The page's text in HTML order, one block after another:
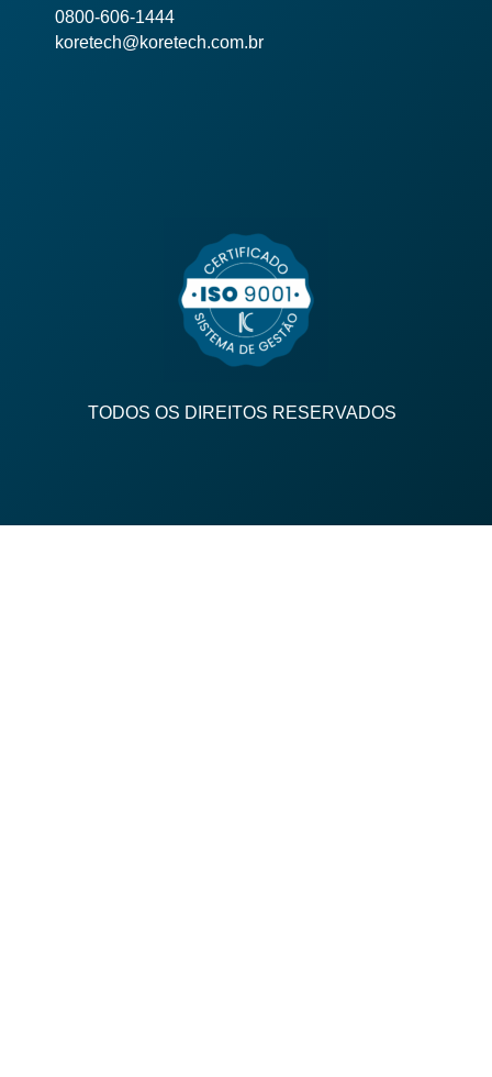
0800-606-1444
koretech@koretech.com.br
TODOS OS DIREITOS RESERVADOS